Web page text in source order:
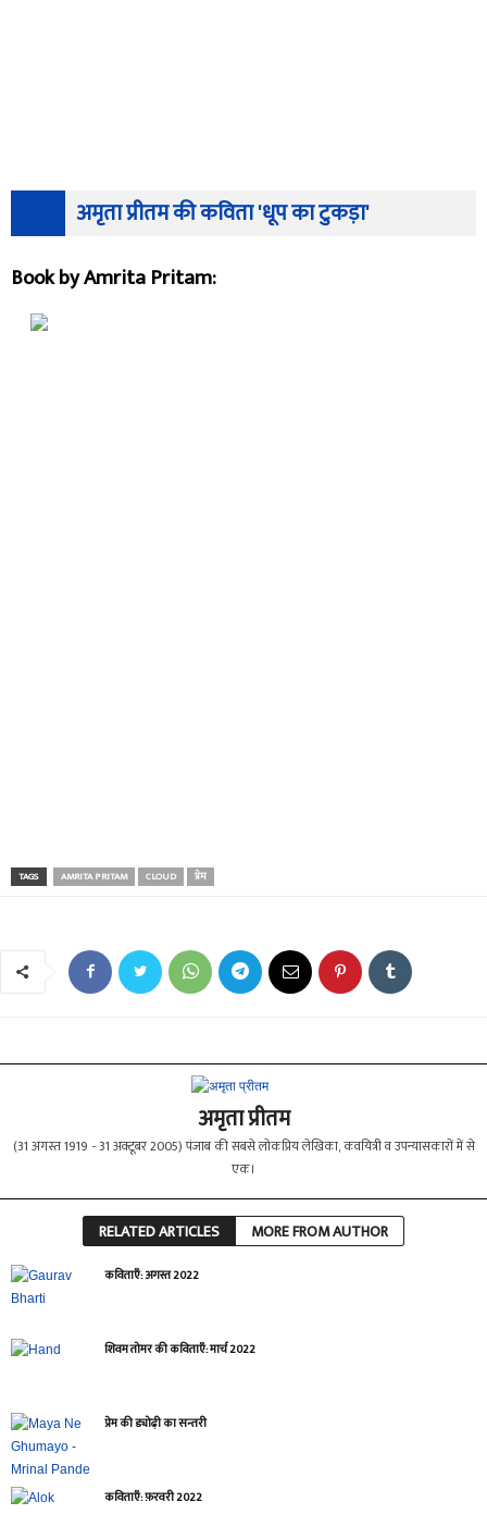
अमृता प्रीतम की कविता 'धूप का टुकड़ा'
Book by Amrita Pritam:
TAGS AMRITA PRITAM CLOUD प्रेम
अमृता प्रीतम
(31 अगस्त 1919 - 31 अक्टूबर 2005) पंजाब की सबसे लोकप्रिय लेखिका, कवयित्री व उपन्यासकारों में से
एक।
RELATED ARTICLES MORE FROM AUTHOR
कविताएँ: अगस्त 2022
शिवम तोमर की कविताएँ: मार्च 2022
प्रेम की ड्योढ़ी का सन्तरी
कविताएँ: फ़रवरी 2022